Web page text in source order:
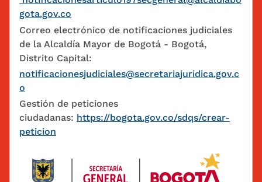
gota.gov.co
Correo electrónico de notificaciones judiciales
de la Alcaldía Mayor de Bogotá - Bogotá,
Distrito Capital:
notificacionesjudiciales@secretariajuridica.gov.c
o
Gestión de peticiones
ciudadanas: https://bogota.gov.co/sdqs/crear-
peticion